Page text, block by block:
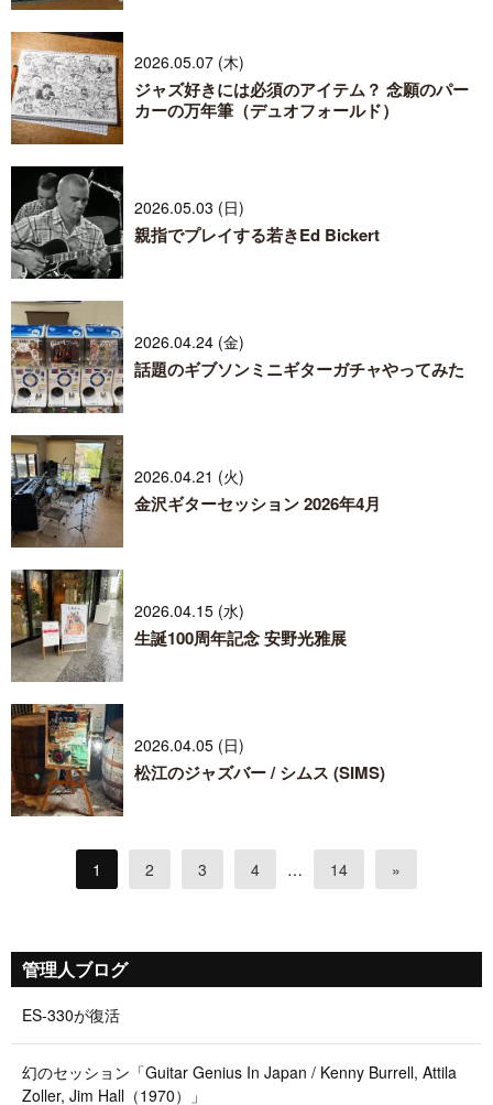
2026.05.07 (木)
ジャズ好きには必須のアイテム？ 念願のパー
カーの万年筆（デュオフォールド）
2026.05.03 (日)
親指でプレイする若きEd Bickert
2026.04.24 (金)
話題のギブソンミニギターガチャやってみた
2026.04.21 (火)
金沢ギターセッション 2026年4月
2026.04.15 (水)
生誕100周年記念 安野光雅展
2026.04.05 (日)
松江のジャズバー / シムス (SIMS)
1 2 3 4 … 14 »
管理人ブログ
ES-330が復活
幻のセッション「Guitar Genius In Japan / Kenny Burrell, Attila
Zoller, Jim Hall（1970）」